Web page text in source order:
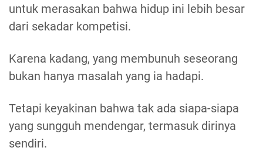
untuk merasakan bahwa hidup ini lebih besar
dari sekadar kompetisi.
Karena kadang, yang membunuh seseorang
bukan hanya masalah yang ia hadapi.
Tetapi keyakinan bahwa tak ada siapa-siapa
yang sungguh mendengar, termasuk dirinya
sendiri.